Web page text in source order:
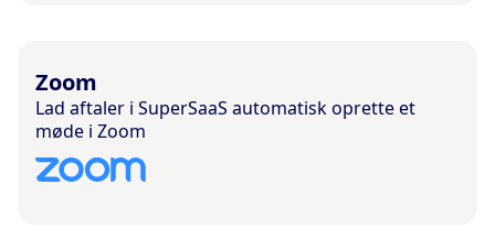
Zoom
Lad aftaler i SuperSaaS automatisk oprette et
møde i Zoom